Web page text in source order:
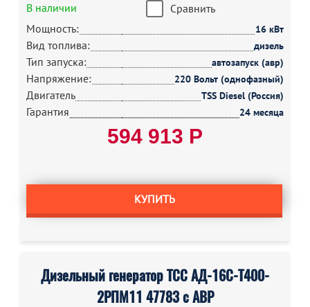
В наличии
Сравнить
Мощность:
16 кВт
Вид топлива: дизель
Тип запуска: автозапуск (авр)
Напряжение: 220 Вольт (однофазный)
Двигатель TSS Diesel (Россия)
Гарантия 24 месяца
594 913 Р
КУПИТЬ
Дизельный генератор ТСС АД-16С-Т400-
2РПМ11 47783 с АВР